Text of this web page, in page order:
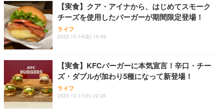
【実食】クア・アイナから、はじめてスモーク
チーズを使用したバーガーが期間限定登場！
ライフ
2022.10.14(金) 15:49
【実食】KFCバーガーに本気宣言！辛口・チー
ズ・ダブルが加わり5種になって新登場！
ライフ
2022.10.11(火) 22:26